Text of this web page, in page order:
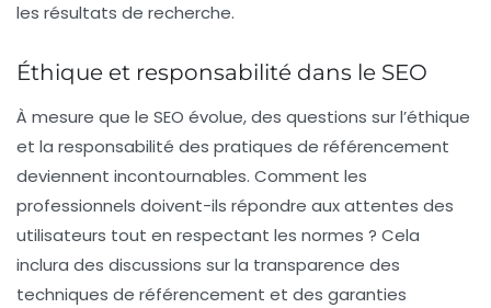
les résultats de recherche.
Éthique et responsabilité dans le SEO
À mesure que le SEO évolue, des questions sur l’éthique
et la responsabilité des pratiques de référencement
deviennent incontournables. Comment les
professionnels doivent-ils répondre aux attentes des
utilisateurs tout en respectant les normes ? Cela
inclura des discussions sur la transparence des
techniques de référencement et des garanties